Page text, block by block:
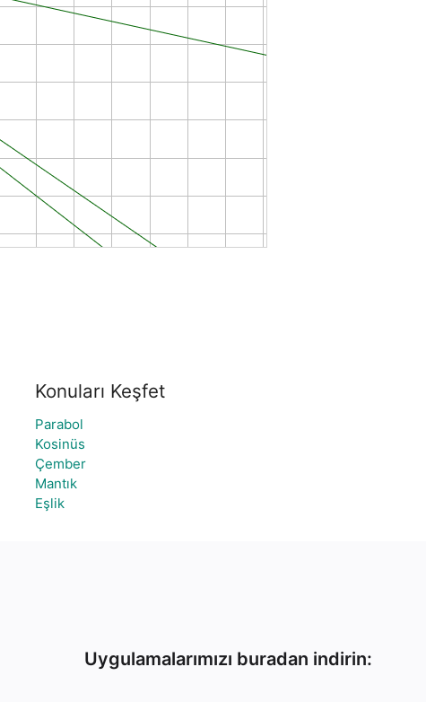
Konuları Keşfet
Parabol
Kosinüs
Çember
Mantık
Eşlik
Uygulamalarımızı buradan indirin: